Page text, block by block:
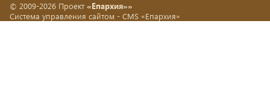
© 2009-2026 Проект «Епархия»»
Система управления сайтом - CMS «Епархия»